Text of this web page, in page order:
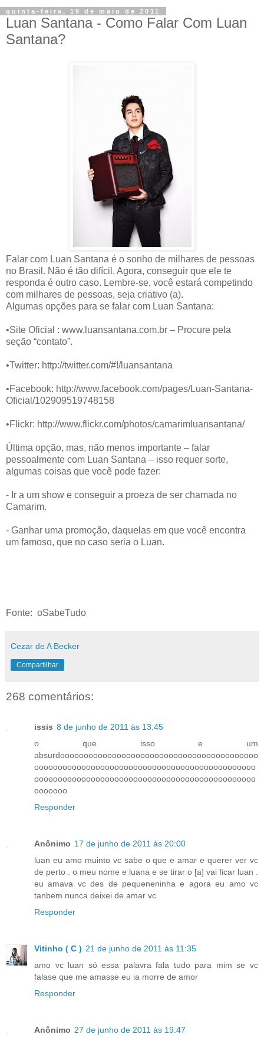
quinta-feira, 19 de maio de 2011
Luan Santana - Como Falar Com Luan
Santana?
Falar com Luan Santana é o sonho de milhares de pessoas
no Brasil. Não é tão difícil. Agora, conseguir que ele te
responda é outro caso. Lembre-se, você estará competindo
com milhares de pessoas, seja criativo (a).
Algumas opções para se falar com Luan Santana:
•Site Oficial : www.luansantana.com.br – Procure pela
seção “contato”.
•Twitter: http://twitter.com/#!/luansantana
•Facebook: http://www.facebook.com/pages/Luan-Santana-
Oficial/102909519748158
•Flickr: http://www.flickr.com/photos/camarimluansantana/
Última opção, mas, não menos importante – falar
pessoalmente com Luan Santana – isso requer sorte,
algumas coisas que você pode fazer:
- Ir a um show e conseguir a proeza de ser chamada no
Camarim.
- Ganhar uma promoção, daquelas em que você encontra
um famoso, que no caso seria o Luan.
Fonte: oSabeTudo
Cezar de A Becker
Compartilhar
268 comentários:
issis 8 de junho de 2011 às 13:45
o que isso e um
absurdoooooooooooooooooooooooooooooooooooooooooo
ooooooooooooooooooooooooooooooooooooooooooooooo
ooooooooooooooooooooooooooooooooooooooooooooooo
ooooooo
Responder
Anônimo 17 de junho de 2011 às 20:00
luan eu amo muinto vc sabe o que e amar e querer ver vc
de perto . o meu nome e luana e se tirar o [a] vai ficar luan .
eu amava vc des de pequeneninha e agora eu amo vc
tanbem nunca deixei de amar vc
Responder
Vitinho ( C ) 21 de junho de 2011 às 11:35
amo vc luan só essa palavra fala tudo para mim se vc
falase que me amasse eu ia morre de amor
Responder
Anônimo 27 de junho de 2011 às 19:47